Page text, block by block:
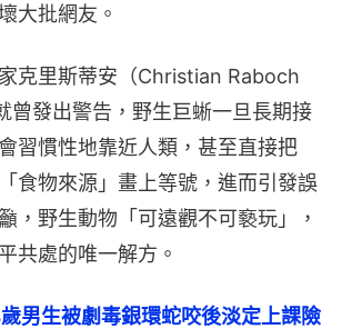
大批網友。
克里斯蒂安（Christian Raboch
曾發出警告，野生巨蜥一旦長期接
習慣性地靠近人類，甚至直接把
食物來源」畫上等號，進而引發誤
，野生動物「可遠觀不可褻玩」，
共處的唯一解方。
男生被劇毒銀環蛇咬後淡定上課險